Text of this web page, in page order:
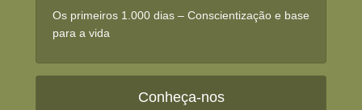
Os primeiros 1.000 dias – Conscientização e base
para a vida
Conheça-nos